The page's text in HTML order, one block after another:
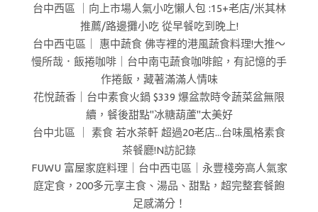
台中西區 ｜向上市場人氣小吃懶人包 :15+老店/米其林
推薦/路邊攤小吃 從早餐吃到晚上!
台中西屯區｜ 惠中蔬食 佛寺裡的港風蔬食料理!大推～
慢所哉．飯捲咖啡｜台中南屯蔬食咖啡館，有記憶的手
作捲飯，藏著滿滿人情味
花悅蔬香｜台中素食火鍋 $339 爆盆款時令蔬菜盆無限
續，餐後甜點"冰糖葫蘆"太美好
台中北區 ｜ 素食 若水茶軒 超過20老店...台味風格素食
茶餐廳!N訪記錄
FUWU 富屋家庭料理｜台中西屯區｜永豐棧旁高人氣家
庭定食，200多元享主食、湯品、甜點，超完整套餐飽
足感滿分！